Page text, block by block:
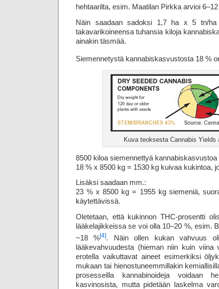
hehtaarilta, esim. Maatilan Pirkka arvioi
Näin saadaan sadoksi 1,7 ha x 5 tn/
takavarikoineensa tuhansia kiloja
ainakin täsmää.
Siemennetystä kannabiskasvustosta 18 %
Kuva teoksesta Cannabis Yields
8500 kiloa siemennettyä
18 % x 8500 kg = 1530 kg kuivaa kukintoa,
Lisäksi saadaan mm.:
23 % x 8500 kg = 1955 kg siemeniä,
käytettävissä.
Oletetaan, että kukinnon THC-prosentti
lääkelajikkeissa se voi olla 10–20 %, esim.
~18 %[4]. Näin ollen kukan vahvuus
lääkevahvuudesta (hieman niin kuin
erotella vaikuttavat aineet esimerkiksi
mukaan tai hienostuneemmillakin
prosesseilla kannabinoideja voidaan
kasvinosista, mutta pidetään laskelma